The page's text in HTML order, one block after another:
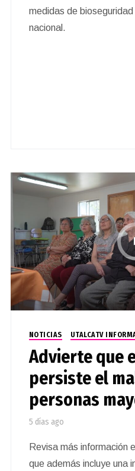
medidas de
nacional.
NOTICIAS UTALCATV
Advierte que
persiste el
personas
5 días ago
Revisa más información
que además incluye una